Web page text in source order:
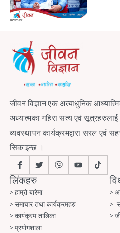
Preview
जीवन विज्ञान एक अत्याधुनिक
अध्यात्मका गहिरा सत्य एवं सूत्रहरुलाई
व्यवस्थापन कार्यक्रमद्वारा सरल एवं
सिकाइन्छ ।
लिंकहरु
हाम्रो बारेमा
समाचार तथा कार्यक्रमहरु
कार्यक्रम तालिका
प्रयोगशाला